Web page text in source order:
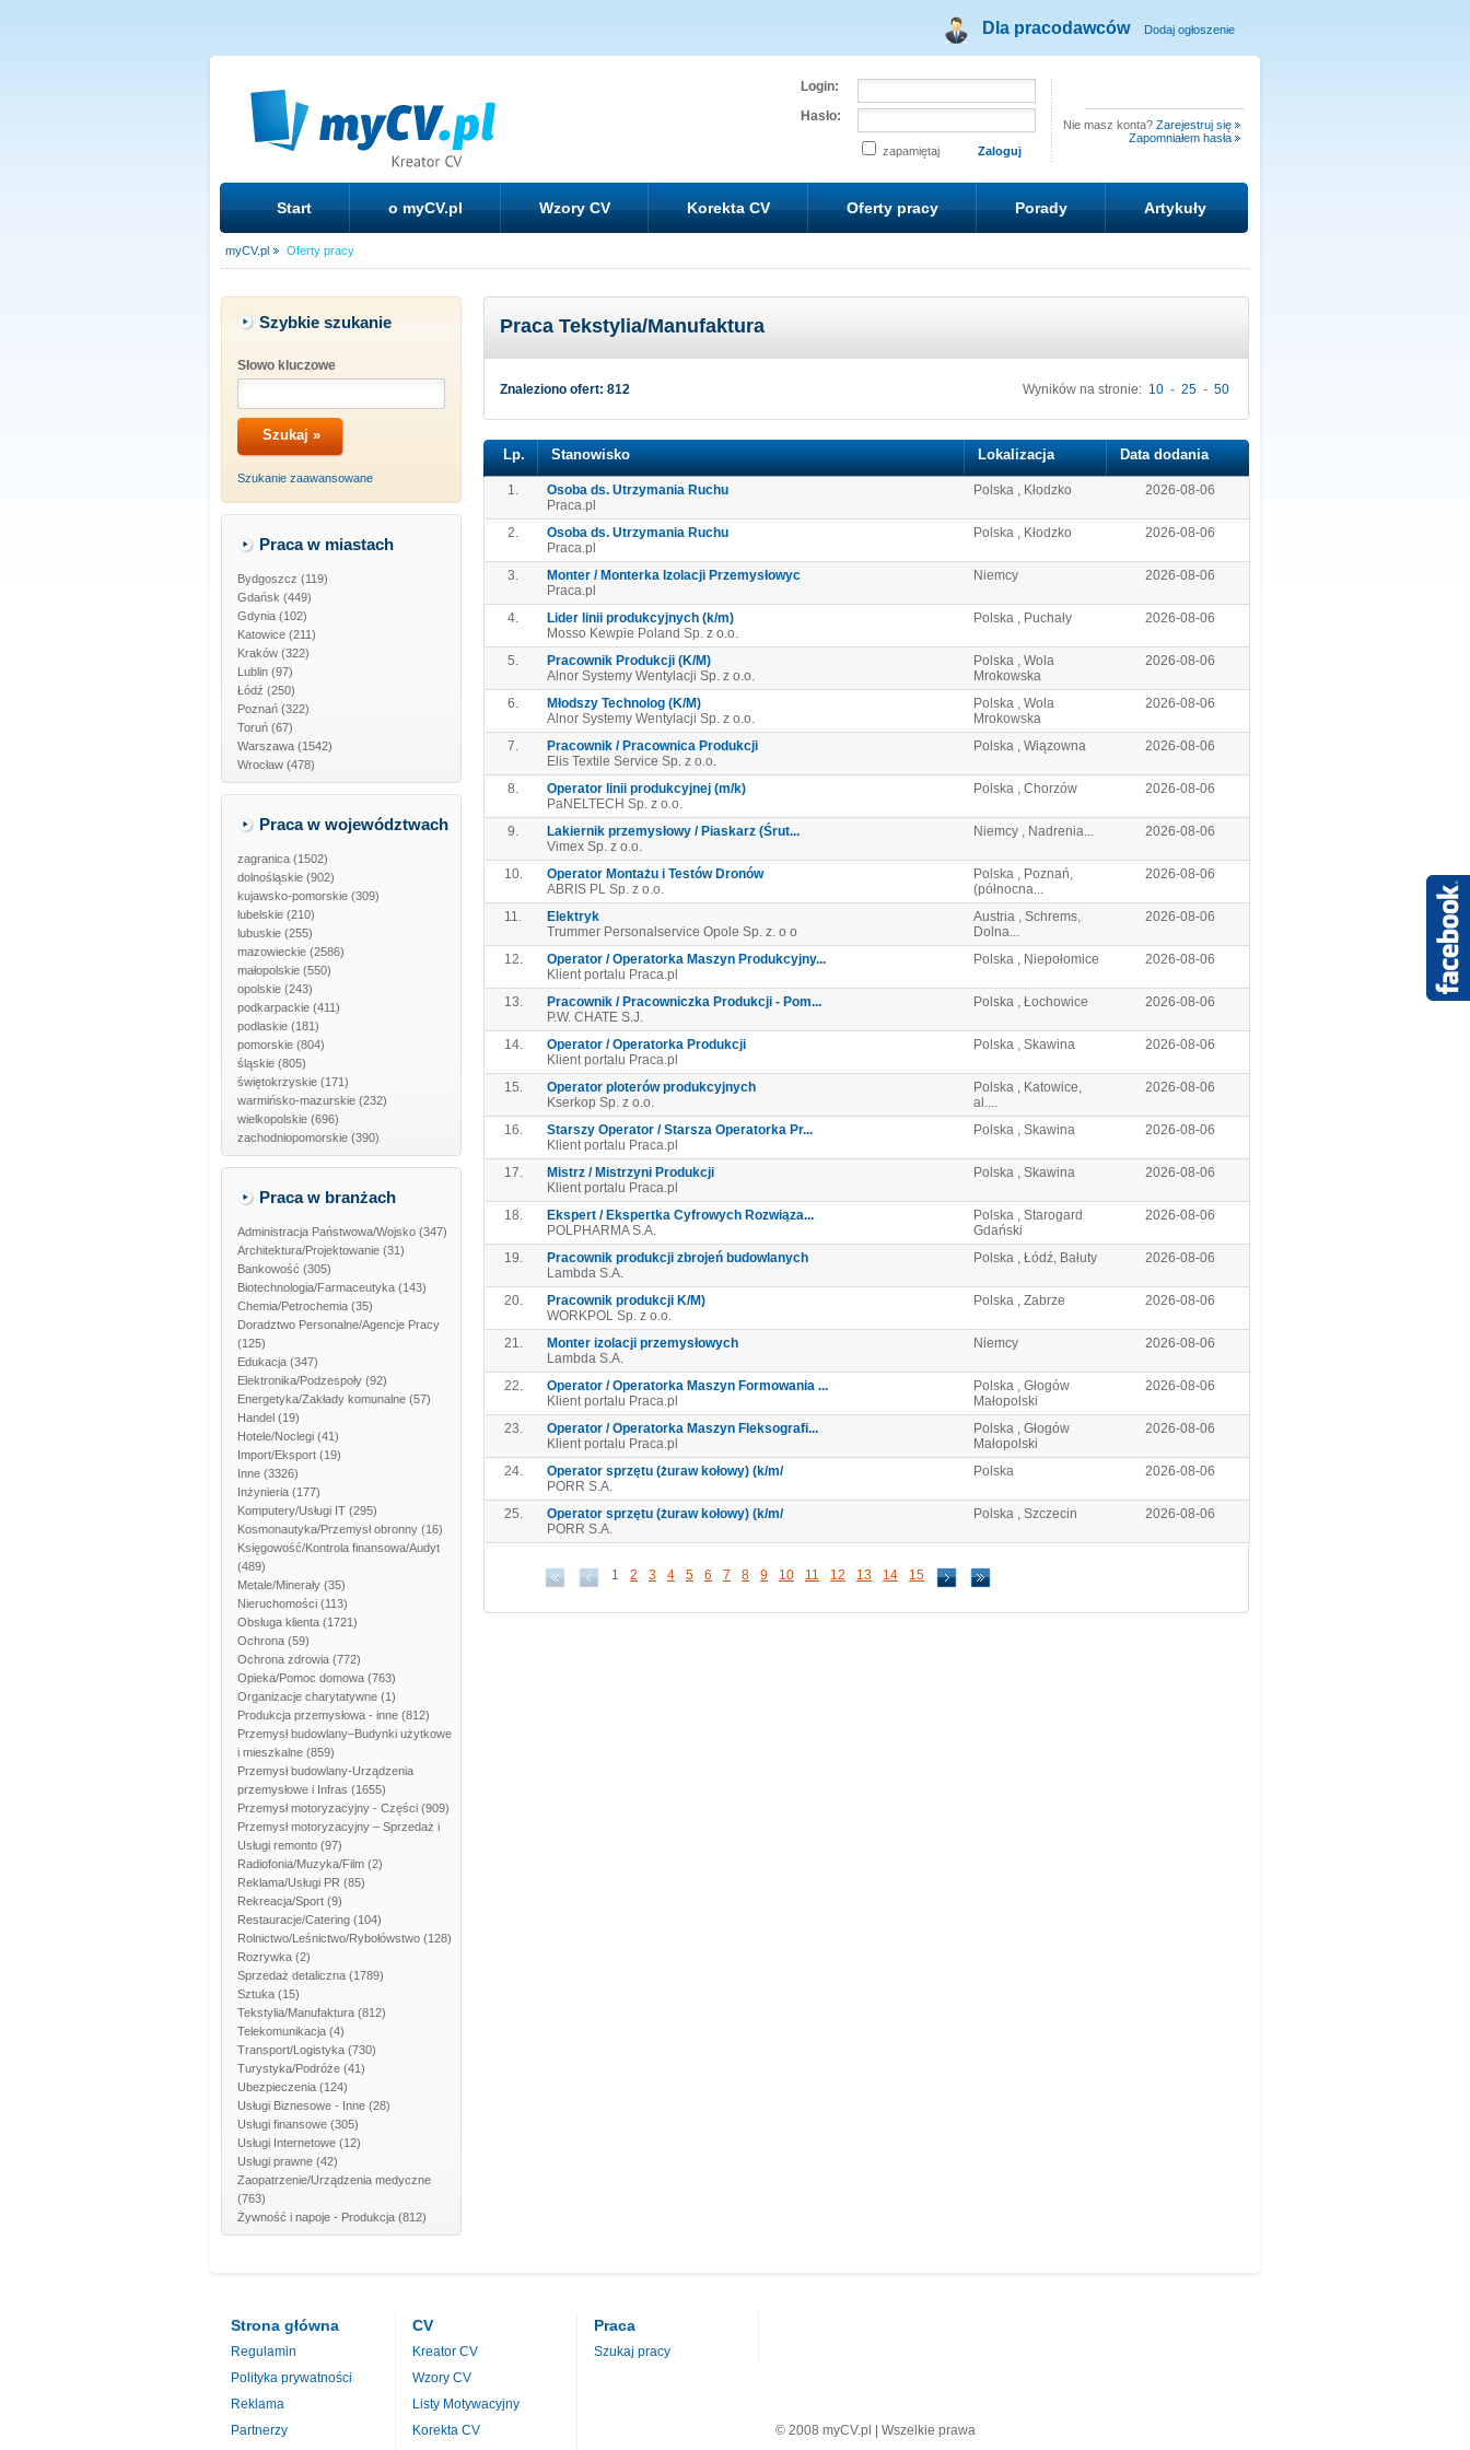
Dla pracodawców Dodaj ogłoszenie
Login:
Hasło:
zapamiętaj
Nie masz konta? Zarejestruj się
Zapomniałem hasła
Start o myCV.pl Wzory CV Korekta CV Oferty pracy Porady Artykuły
myCV.pl Oferty pracy
Szybkie szukanie
Słowo kluczowe
Szukanie zaawansowane
Praca w miastach
Bydgoszcz (119)
Gdańsk (449)
Gdynia (102)
Katowice (211)
Kraków (322)
Lublin (97)
Łódź (250)
Poznań (322)
Toruń (67)
Warszawa (1542)
Wrocław (478)
Praca w województwach
zagranica (1502)
dolnośląskie (902)
kujawsko-pomorskie (309)
lubelskie (210)
lubuskie (255)
mazowieckie (2586)
małopolskie (550)
opolskie (243)
podkarpackie (411)
podlaskie (181)
pomorskie (804)
śląskie (805)
świętokrzyskie (171)
warmińsko-mazurskie (232)
wielkopolskie (696)
zachodniopomorskie (390)
Praca w branżach
Administracja Państwowa/Wojsko (347)
Architektura/Projektowanie (31)
Bankowość (305)
Biotechnologia/Farmaceutyka (143)
Chemia/Petrochemia (35)
Doradztwo Personalne/Agencje Pracy
(125)
Edukacja (347)
Elektronika/Podzespoły (92)
Energetyka/Zakłady komunalne (57)
Handel (19)
Hotele/Noclegi (41)
Import/Eksport (19)
Inne (3326)
Inżynieria (177)
Komputery/Usługi IT (295)
Kosmonautyka/Przemysł obronny (16)
Księgowość/Kontrola finansowa/Audyt
(489)
Metale/Minerały (35)
Nieruchomości (113)
Obsługa klienta (1721)
Ochrona (59)
Ochrona zdrowia (772)
Opieka/Pomoc domowa (763)
Organizacje charytatywne (1)
Produkcja przemysłowa - inne (812)
Przemysł budowlany–Budynki użytkowe
i mieszkalne (859)
Przemysł budowlany-Urządzenia
przemysłowe i Infras (1655)
Przemysł motoryzacyjny - Części (909)
Przemysł motoryzacyjny – Sprzedaż i
Usługi remonto (97)
Radiofonia/Muzyka/Film (2)
Reklama/Usługi PR (85)
Rekreacja/Sport (9)
Restauracje/Catering (104)
Rolnictwo/Leśnictwo/Rybołówstwo (128)
Rozrywka (2)
Sprzedaż detaliczna (1789)
Sztuka (15)
Tekstylia/Manufaktura (812)
Telekomunikacja (4)
Transport/Logistyka (730)
Turystyka/Podróże (41)
Ubezpieczenia (124)
Usługi Biznesowe - Inne (28)
Usługi finansowe (305)
Usługi Internetowe (12)
Usługi prawne (42)
Zaopatrzenie/Urządzenia medyczne
(763)
Żywność i napoje - Produkcja (812)
Praca Tekstylia/Manufaktura
Znaleziono ofert: 812 Wyników na stronie: 10 - 25 - 50
Lp. Stanowisko Lokalizacja Data dodania
1.
Osoba ds. Utrzymania Ruchu
Praca.pl
Polska , Kłodzko 2026-08-06
2.
Osoba ds. Utrzymania Ruchu
Praca.pl
Polska , Kłodzko 2026-08-06
3.
Monter / Monterka Izolacji Przemysłowyc
Praca.pl
Niemcy 2026-08-06
4.
Lider linii produkcyjnych (k/m)
Mosso Kewpie Poland Sp. z o.o.
Polska , Puchały 2026-08-06
5.
Pracownik Produkcji (K/M)
Alnor Systemy Wentylacji Sp. z o.o.
Polska , Wola
Mrokowska
2026-08-06
6.
Młodszy Technolog (K/M)
Alnor Systemy Wentylacji Sp. z o.o.
Polska , Wola
Mrokowska
2026-08-06
7.
Pracownik / Pracownica Produkcji
Elis Textile Service Sp. z o.o.
Polska , Wiązowna 2026-08-06
8.
Operator linii produkcyjnej (m/k)
PaNELTECH Sp. z o.o.
Polska , Chorzów 2026-08-06
9.
Lakiernik przemysłowy / Piaskarz (Śrut...
Vimex Sp. z o.o.
Niemcy , Nadrenia... 2026-08-06
10.
Operator Montażu i Testów Dronów
ABRIS PL Sp. z o.o.
Polska , Poznań,
(północna...
2026-08-06
11.
Elektryk
Trummer Personalservice Opole Sp. z. o o
Austria , Schrems,
Dolna...
2026-08-06
12.
Operator / Operatorka Maszyn Produkcyjny...
Klient portalu Praca.pl
Polska , Niepołomice 2026-08-06
13.
Pracownik / Pracowniczka Produkcji - Pom...
P.W. CHATE S.J.
Polska , Łochowice 2026-08-06
14.
Operator / Operatorka Produkcji
Klient portalu Praca.pl
Polska , Skawina 2026-08-06
15.
Operator ploterów produkcyjnych
Kserkop Sp. z o.o.
Polska , Katowice,
al....
2026-08-06
16.
Starszy Operator / Starsza Operatorka Pr...
Klient portalu Praca.pl
Polska , Skawina 2026-08-06
17.
Mistrz / Mistrzyni Produkcji
Klient portalu Praca.pl
Polska , Skawina 2026-08-06
18.
Ekspert / Ekspertka Cyfrowych Rozwiąza...
POLPHARMA S.A.
Polska , Starogard
Gdański
2026-08-06
19.
Pracownik produkcji zbrojeń budowlanych
Lambda S.A.
Polska , Łódź, Bałuty 2026-08-06
20.
Pracownik produkcji K/M)
WORKPOL Sp. z o.o.
Polska , Zabrze 2026-08-06
21.
Monter izolacji przemysłowych
Lambda S.A.
Niemcy 2026-08-06
22.
Operator / Operatorka Maszyn Formowania ...
Klient portalu Praca.pl
Polska , Głogów
Małopolski
2026-08-06
23.
Operator / Operatorka Maszyn Fleksografi...
Klient portalu Praca.pl
Polska , Głogów
Małopolski
2026-08-06
24.
Operator sprzętu (żuraw kołowy) (k/m/
PORR S.A.
Polska 2026-08-06
25.
Operator sprzętu (żuraw kołowy) (k/m/
PORR S.A.
Polska , Szczecin 2026-08-06
1 2 3 4 5 6 7 8 9 10 11 12 13 14 15
Strona główna
Regulamin
Polityka prywatności
Reklama
Partnerzy
CV
Kreator CV
Wzory CV
Listy Motywacyjny
Korekta CV
Praca
Szukaj pracy
© 2008 myCV.pl | Wszelkie prawa